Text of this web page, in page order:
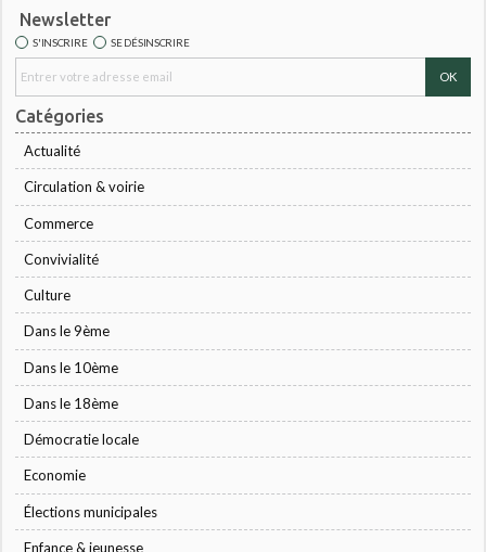
Newsletter
S'INSCRIRE SE DÉSINSCRIRE
Catégories
Actualité
Circulation & voirie
Commerce
Convivialité
Culture
Dans le 9ème
Dans le 10ème
Dans le 18ème
Démocratie locale
Economie
Élections municipales
Enfance & jeunesse